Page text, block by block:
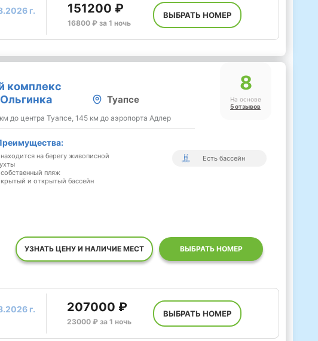
г. 151200 ₽
16800 ₽ за 1 ночь
ВЫБРАТЬ НОМЕР
комплекс
Туапсе
до центра Туапсе, 145 км до аэропорта Адлер
8
На основе
5 отзывов
на берегу живописной
пляж
и открытый бассейн
Есть бассейн
УЗНАТЬ ЦЕНУ И НАЛИЧИЕ МЕСТ ВЫБРАТЬ НОМЕР
г. 207000 ₽
23000 ₽ за 1 ночь
ВЫБРАТЬ НОМЕР